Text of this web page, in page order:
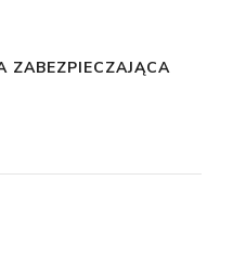
ZABEZPIECZAJĄCA